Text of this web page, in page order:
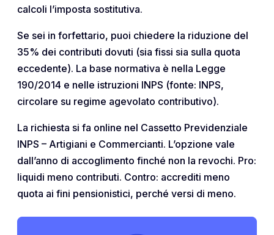
calcoli l’imposta sostitutiva.
Se sei in forfettario, puoi chiedere la riduzione del
35% dei contributi dovuti (sia fissi sia sulla quota
eccedente). La base normativa è nella Legge
190/2014 e nelle istruzioni INPS (fonte: INPS,
circolare su regime agevolato contributivo).
La richiesta si fa online nel Cassetto Previdenziale
INPS – Artigiani e Commercianti. L’opzione vale
dall’anno di accoglimento finché non la revochi. Pro:
liquidi meno contributi. Contro: accrediti meno
quota ai fini pensionistici, perché versi di meno.